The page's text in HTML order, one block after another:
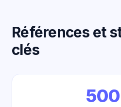
Références et
clés